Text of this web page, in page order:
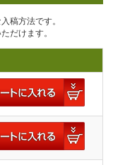
稿方法です。
だけます。